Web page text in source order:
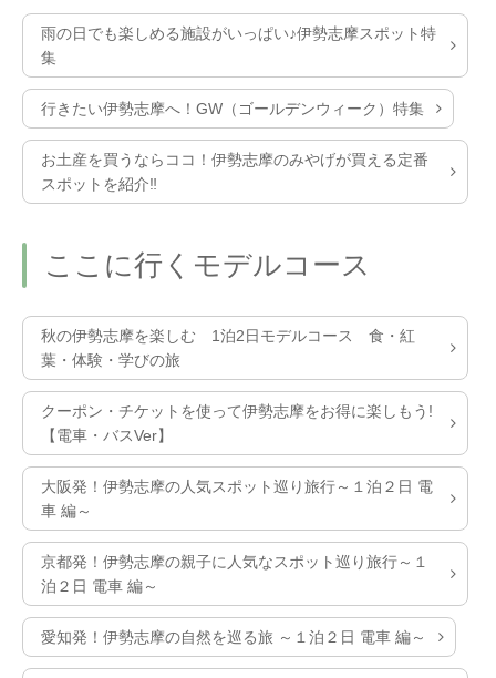
雨の日でも楽しめる施設がいっぱい♪伊勢志摩スポット特
集
行きたい伊勢志摩へ！GW（ゴールデンウィーク）特集
お土産を買うならココ！伊勢志摩のみやげが買える定番
スポットを紹介‼
ここに行くモデルコース
秋の伊勢志摩を楽しむ 1泊2日モデルコース 食・紅
葉・体験・学びの旅
クーポン・チケットを使って伊勢志摩をお得に楽しもう!
【電車・バスVer】
大阪発！伊勢志摩の人気スポット巡り旅行～１泊２日 電
車 編～
京都発！伊勢志摩の親子に人気なスポット巡り旅行～１
泊２日 電車 編～
愛知発！伊勢志摩の自然を巡る旅 ～１泊２日 電車 編～